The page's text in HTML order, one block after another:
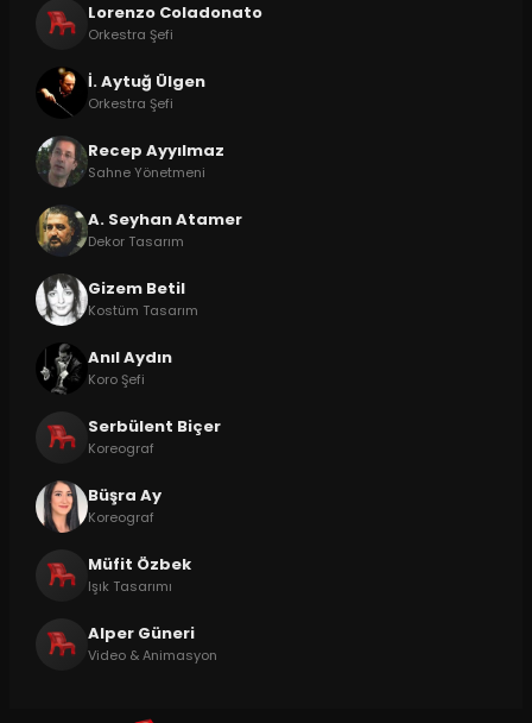
Lorenzo Coladonato
Orkestra Şefi
İ. Aytuğ Ülgen
Orkestra Şefi
Recep Ayyılmaz
Sahne Yönetmeni
A. Seyhan Atamer
Dekor Tasarım
Gizem Betil
Kostüm Tasarım
Anıl Aydın
Koro Şefi
Serbülent Biçer
Koreograf
Büşra Ay
Koreograf
Müfit Özbek
Işık Tasarımı
Alper Güneri
Video & Animasyon